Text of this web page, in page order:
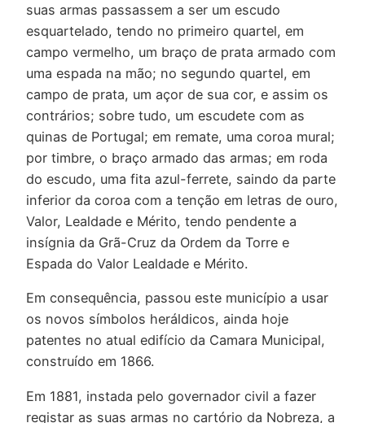
suas armas passassem a ser um escudo
esquartelado, tendo no primeiro quartel, em
campo vermelho, um braço de prata armado com
uma espada na mão; no segundo quartel, em
campo de prata, um açor de sua cor, e assim os
contrários; sobre tudo, um escudete com as
quinas de Portugal; em remate, uma coroa mural;
por timbre, o braço armado das armas; em roda
do escudo, uma fita azul-ferrete, saindo da parte
inferior da coroa com a tenção em letras de ouro,
Valor, Lealdade e Mérito, tendo pendente a
insígnia da Grã-Cruz da Ordem da Torre e
Espada do Valor Lealdade e Mérito.
Em consequência, passou este município a usar
os novos símbolos heráldicos, ainda hoje
patentes no atual edifício da Camara Municipal,
construído em 1866.
Em 1881, instada pelo governador civil a fazer
registar as suas armas no cartório da Nobreza, a